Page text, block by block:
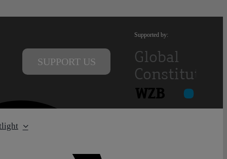
SUPPORT US
Supported by: